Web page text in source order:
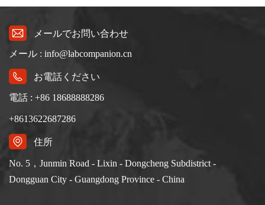
ー試験プロジェクトの関係と重要性：IEC61215、IEC61646
によると、試験項目は合計約 10 項目 (一般表に対応する太陽
電池モジュール試験項目) です。そのうち、宏建が製造した
試験設備が使用され、関連する試験条件は温度サイクル
(Thermal Cycling、10.11) です。湿気凍結 (10.12) と高温多湿
(10.13) の 3 つのカテゴリがありますが、UL1703 には温度サ
ありません。3. 熱サイクル試験（熱サイクリング）
lEC61215-10-11:太陽電池モジュールの温度サイクル試験は、
労、熱的故障、またはその他のストレス故障を判定するため
に使用されます。現在の温度サイクル回数は200回ですが、
メールでお問い合わせ
メール : info@labcompanion.cn
お電話ください
電話 : +86 18688888286
+8613622687286
住所
No. 5，Junmin Road - Lixin - Dongcheng Subdistrict -
Dongguan City - Guangdong Province - China